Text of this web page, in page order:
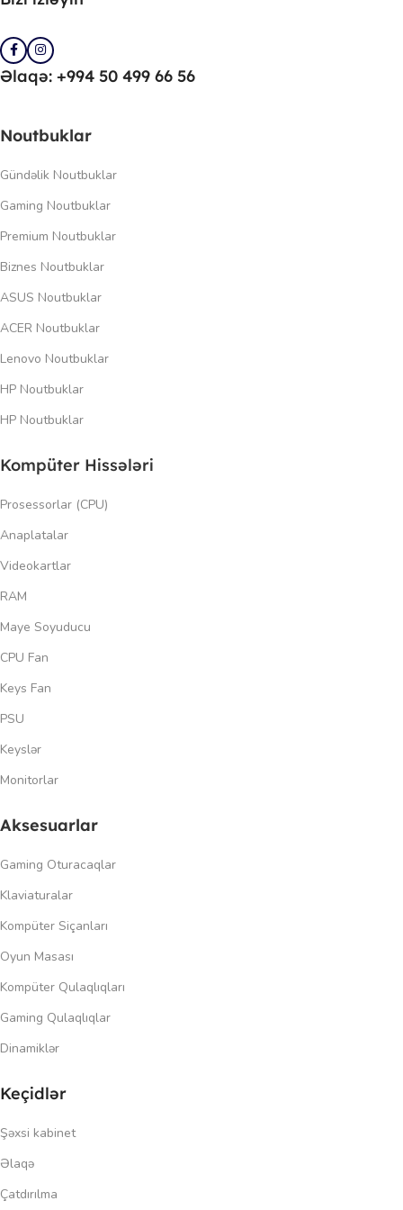
Daha çox Qida bloku məhsulları ilə
Əlaqə: +994 50 499 66 56
Noutbuklar
Gündəlik Noutbuklar
Gaming Noutbuklar
Premium Noutbuklar
Biznes Noutbuklar
ASUS Noutbuklar
ACER Noutbuklar
Lenovo Noutbuklar
HP Noutbuklar
HP Noutbuklar
Kompüter Hissələri
Prosessorlar (CPU)
Anaplatalar
Videokartlar
RAM
Maye Soyuducu
CPU Fan
Keys Fan
PSU
Keyslər
Monitorlar
Aksesuarlar
Gaming Oturacaqlar
Klaviaturalar
Kompüter Siçanları
Oyun Masası
Kompüter Qulaqlıqları
Gaming Qulaqlıqlar
Dinamiklər
Keçidlər
Şəxsi kabinet
Əlaqə
Çatdırılma